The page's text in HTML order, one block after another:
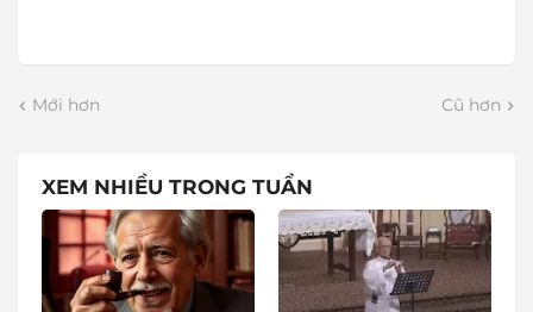
Mới hơn Cũ hơn
XEM NHIỀU TRONG TUẦN